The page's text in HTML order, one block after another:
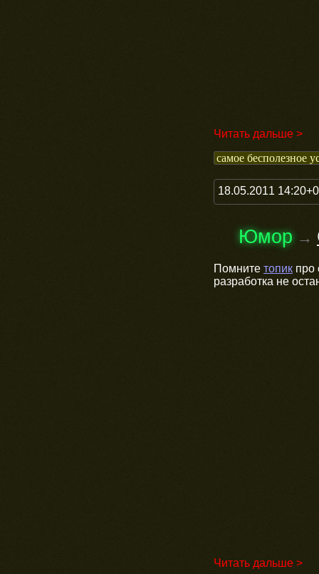
Читать дальше >
самое бесполезное
18.05.2011
Юмор →
Помните топик про
разработка не
Читать дальше >